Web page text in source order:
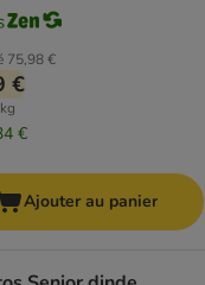
75,98 €
€
€
Ajouter au panier